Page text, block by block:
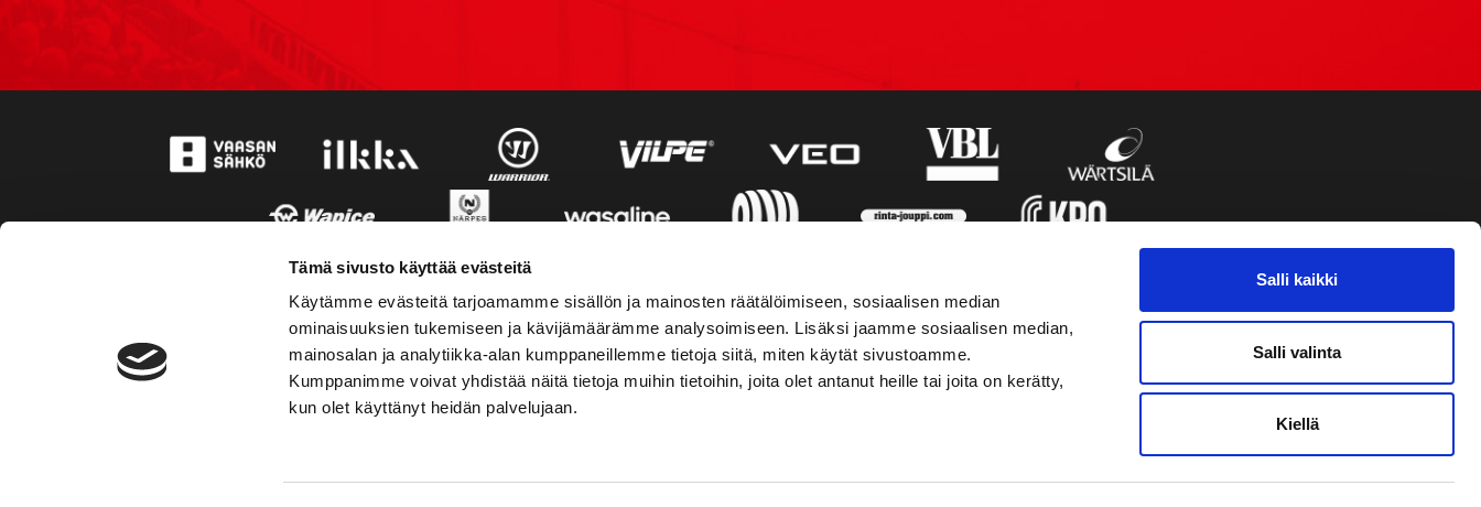
Tämä sivusto käyttää evästeitä
Käytämme evästeitä tarjoamamme sisällön ja mainosten räätälöimiseen, sosiaalisen median
ominaisuuksien tukemiseen ja kävijämäärämme analysoimiseen. Lisäksi jaamme sosiaalisen median,
mainosalan ja analytiikka-alan kumppaneillemme tietoja siitä, miten käytät sivustoamme.
Kumppanimme voivat yhdistää näitä tietoja muihin tietoihin, joita olet antanut heille tai joita on kerätty,
kun olet käyttänyt heidän palvelujaan.
Salli kaikki
Salli valinta
Kiellä
YHTEYSTIEDOT SOSIAALINEN MEDIA VAASAN SPORT UUTISKIRJE